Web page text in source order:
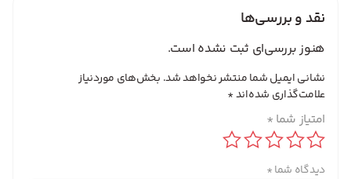
نقد و بررسی‌ها
هنوز بررسی‌ای ثبت نشده است.
نشانی ایمیل شما منتشر نخواهد شد. بخش‌های موردنیاز
علامت‌گذاری شده‌اند*
امتیاز شما *
دیدگاه شما*